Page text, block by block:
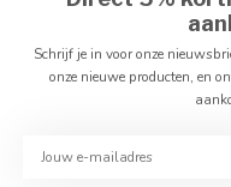
Schrijf je in voor onze
onze nieuwe producten, en